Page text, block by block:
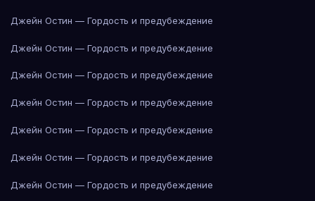
Джейн Остин — Гордость и предубеждение
Джейн Остин — Гордость и предубеждение
Джейн Остин — Гордость и предубеждение
Джейн Остин — Гордость и предубеждение
Джейн Остин — Гордость и предубеждение
Джейн Остин — Гордость и предубеждение
Джейн Остин — Гордость и предубеждение